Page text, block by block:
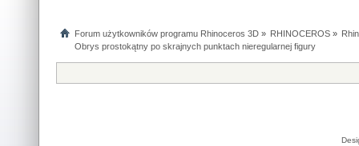
Forum użytkowników programu Rhinoceros 3D» RHINOCEROS»
Obrys prostokątny po skrajnych punktach nieregularnej figury